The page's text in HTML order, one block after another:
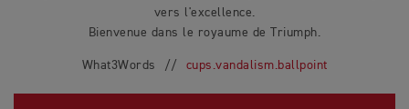
vers l'excellence.
Bienvenue dans le royaume de Triumph.
What3Words // cups.vandalism.ballpoint